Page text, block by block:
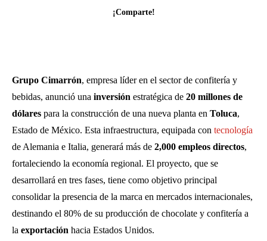
¡Comparte!
Grupo Cimarrón, empresa líder en el sector de confitería y
bebidas, anunció una inversión estratégica de 20 millones de
dólares para la construcción de una nueva planta en Toluca,
Estado de México. Esta infraestructura, equipada con tecnología
de Alemania e Italia, generará más de 2,000 empleos directos,
fortaleciendo la economía regional. El proyecto, que se
desarrollará en tres fases, tiene como objetivo principal
consolidar la presencia de la marca en mercados internacionales,
destinando el 80% de su producción de chocolate y confitería a
la exportación hacia Estados Unidos.